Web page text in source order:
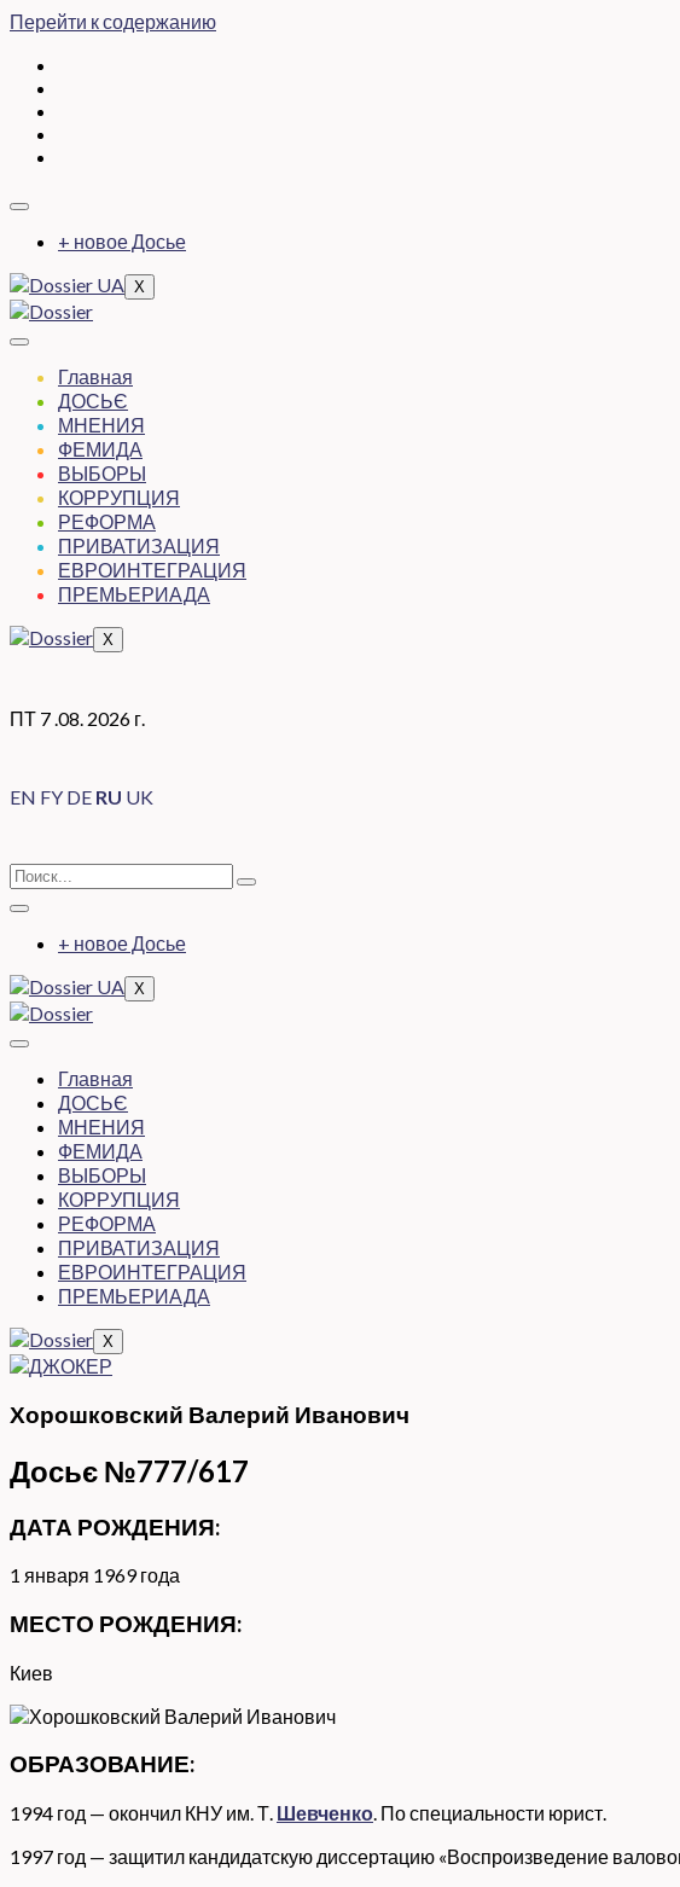
Перейти к содержанию
+ новое Досье
X
Главная
ДОСЬЄ
МНЕНИЯ
ФЕМИДА
ВЫБОРЫ
КОРРУПЦИЯ
РЕФОРМА
ПРИВАТИЗАЦИЯ
ЕВРОИНТЕГРАЦИЯ
ПРЕМЬЕРИАДА
X
ПТ 7 .08. 2026 г.
EN FY DE RU UK
+ новое Досье
X
Главная
ДОСЬЄ
МНЕНИЯ
ФЕМИДА
ВЫБОРЫ
КОРРУПЦИЯ
РЕФОРМА
ПРИВАТИЗАЦИЯ
ЕВРОИНТЕГРАЦИЯ
ПРЕМЬЕРИАДА
X
Хорошковский Валерий Иванович
Досьє №777/617
ДАТА РОЖДЕНИЯ:
1 января 1969 года
МЕСТО РОЖДЕНИЯ:
Киев
ОБРАЗОВАНИЕ:
1994 год — окончил КНУ им. Т. Шевченко. По специальности юрист.
1997 год — защитил кандидатскую диссертацию «Воспроизведение